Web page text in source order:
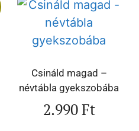
Csináld magad –
névtábla gyekszobába
2.990Ft